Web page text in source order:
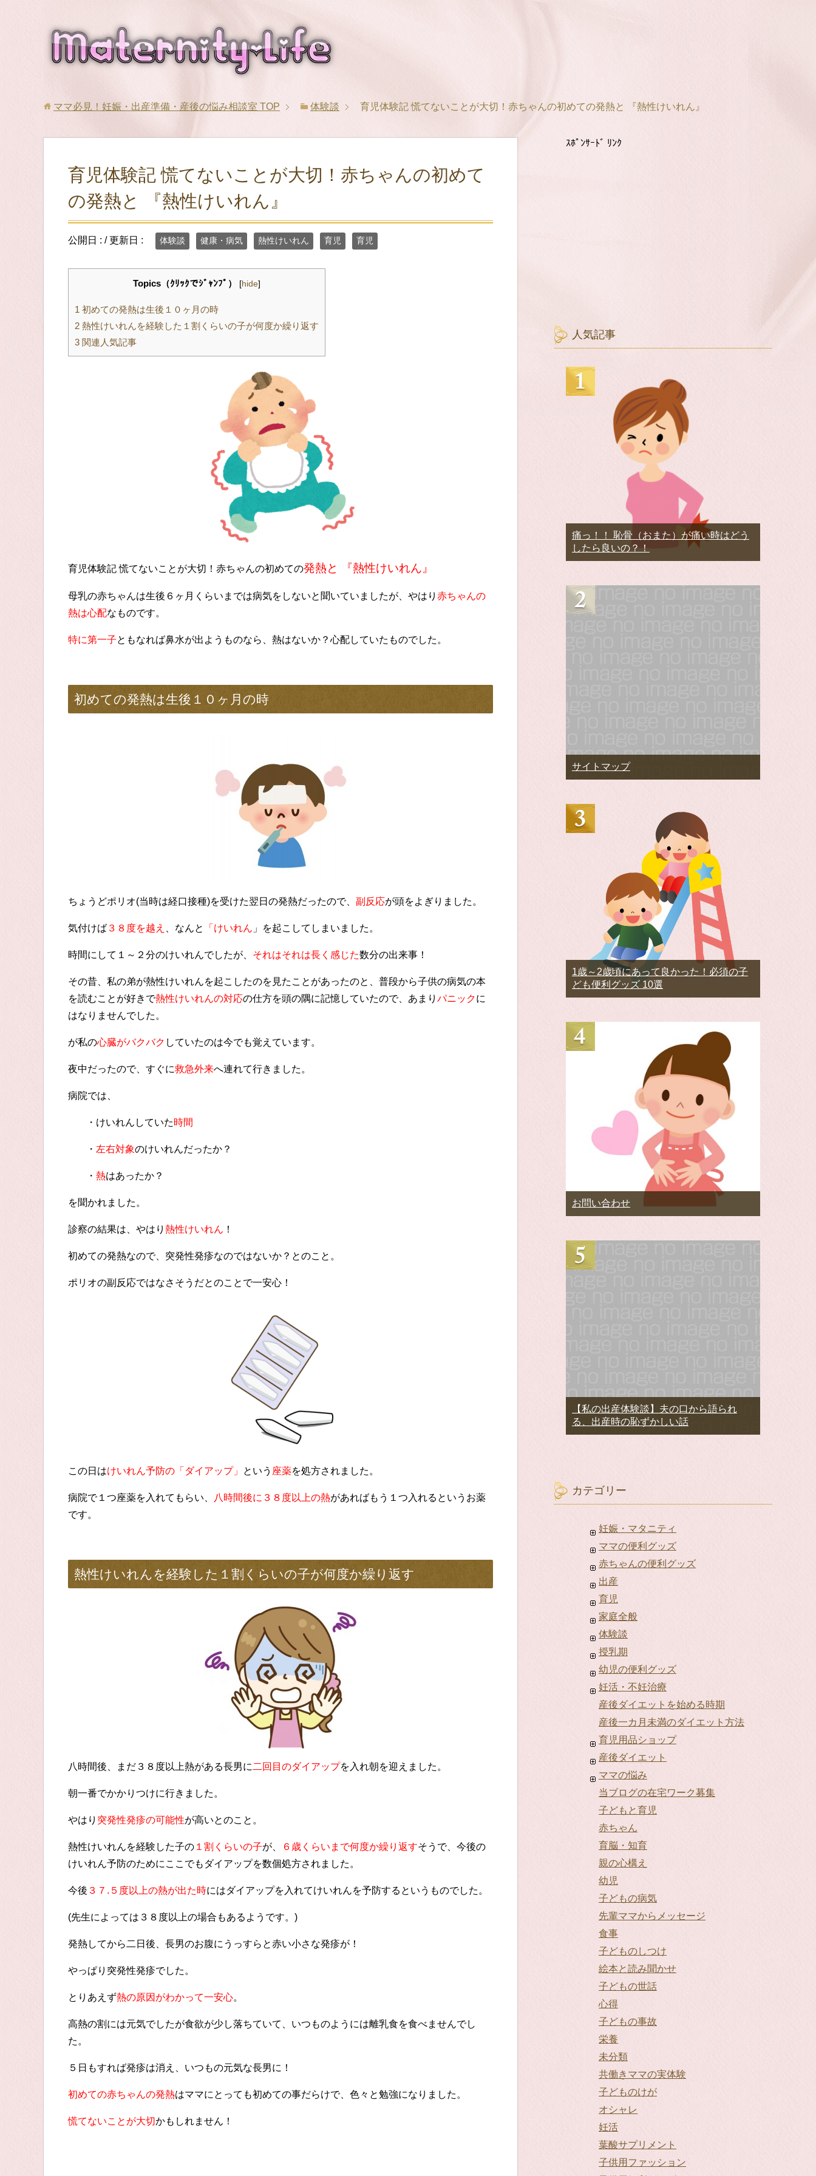
ママ必見！妊娠・出産準備・産後の悩み相談室 TOP 体験談 育児体験記 慌てないことが大切！赤ちゃんの初めての発熱と 『熱性けいれん』
育児体験記 慌てないことが大切！赤ちゃんの初めて
の発熱と 『熱性けいれん』
公開日 : / 更新日 : 体験談 健康・病気 熱性けいれん 育児 育児
Topics（ｸﾘｯｸでｼﾞｬﾝﾌﾟ） [hide]
1 初めての発熱は生後１０ヶ月の時
2 熱性けいれんを経験した１割くらいの子が何度か繰り返す
3 関連人気記事
育児体験記 慌てないことが大切！赤ちゃんの初めての発熱と 『熱性けいれん』
母乳の赤ちゃんは生後６ヶ月くらいまでは病気をしないと聞いていましたが、やはり 赤ちゃんの
熱は心配なものです。
特に第一子ともなれば鼻水が出ようものなら、熱はないか？心配していたものでした。
初めての発熱は生後１０ヶ月の時
ちょうどポリオ(当時は経口接種)を受けた翌日の発熱だったので、 副反応が頭をよぎりました。
気付けば ３８度を越え 、なんと 「けいれん 」を起こしてしまいました。
時間にして１～２分のけいれんでしたが、 それはそれは長く感じた数分の出来事！
その昔、私の弟が熱性けいれんを起こしたのを見たことがあったのと、普段から子供の病気の本
を読むことが好きで熱性けいれんの対応の仕方を頭の隅に記憶していたので、あまり パニックに
はなりませんでした。
が私の心臓がバクバク していたのは今でも覚えています。
夜中だったので、すぐに救急外来へ連れて行きました。
病院では、
・けいれんしていた時間
・ 左右対象のけいれんだったか？
・ 熱はあったか？
を聞かれました。
診察の結果は、やはり 熱性けいれん ！
初めての発熱なので、突発性発疹なのではないか？とのこと。
ポリオの副反応ではなさそうだとのことで一安心！
この日はけいれん予防の「ダイアップ」 という 座薬を処方されました。
病院で１つ座薬を入れてもらい、 八時間後に３８度以上の熱があればもう１つ入れるというお薬
です。
熱性けいれんを経験した１割くらいの子が何度か繰り返す
八時間後、まだ３８度以上熱がある長男に 二回目のダイアップを入れ朝を迎えました。
朝一番でかかりつけに行きました。
やはり 突発性発疹の可能性が高いとのこと。
熱性けいれんを経験した子の １割くらいの子が、 ６歳くらいまで何度か繰り返すそうで、今後の
けいれん予防のためにここでもダイアップを数個処方されました。
今後 ３７.５度以上の熱が出た時にはダイアップを入れてけいれんを予防するというものでした。
(先生によっては３８度以上の場合もあるようです。)
発熱してから二日後、長男のお腹にうっすらと赤い小さな発疹が！
やっぱり突発性発疹でした。
とりあえず熱の原因がわかって一安心。
高熱の割には元気でしたが食欲が少し落ちていて、いつものようには離乳食を食べませんでし
た。
５日もすれば発疹は消え、いつもの元気な長男に！
初めての赤ちゃんの発熱はママにとっても初めての事だらけで、色々と勉強になりました。
慌てないことが大切かもしれません！
ｽﾎﾟﾝｻｰﾄﾞ ﾘﾝｸ
人気記事
痛っ！！ 恥骨（おまた）が痛い時はどう
したら良いの？！
サイトマップ
1歳～2歳頃にあって良かった！必須の子
ども便利グッズ 10選
お問い合わせ
【私の出産体験談】夫の口から語られ
る、出産時の恥ずかしい話
カテゴリー
妊娠・マタニティ
ママの便利グッズ
赤ちゃんの便利グッズ
出産
育児
家庭全般
体験談
授乳期
幼児の便利グッズ
妊活・不妊治療
産後ダイエットを始める時期
産後一カ月未満のダイエット方法
育児用品ショップ
産後ダイエット
ママの悩み
当ブログの在宅ワーク募集
子どもと育児
赤ちゃん
育脳・知育
親の心構え
幼児
子どもの病気
先輩ママからメッセージ
食事
子どものしつけ
絵本と読み聞かせ
子どもの世話
心得
子どもの事故
栄養
未分類
共働きママの実体験
子どものけが
オシャレ
妊活
葉酸サプリメント
子供用ファッション